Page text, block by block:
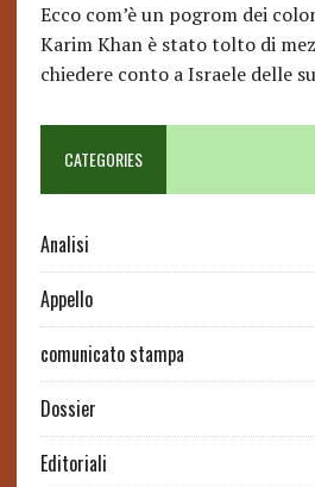
Ecco com’è un pogrom dei
Karim Khan è stato tolto di
chiedere conto a Israele delle
CATEGORIES
Analisi
Appello
comunicato stampa
Dossier
Editoriali